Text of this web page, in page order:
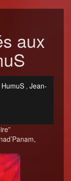
aux
, Jean-